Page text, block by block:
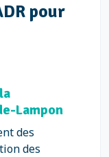
pour
Lampon
des
des